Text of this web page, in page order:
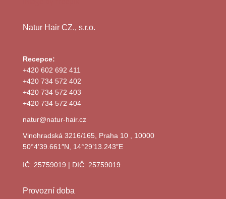
Natur Hair CZ., s.r.o.
Recepce:
+420 602 692 411
+420 734 572 402
+420 734 572 403
+420 734 572 404
natur@natur-hair.cz
Vinohradská 3216/165, Praha 10 , 10000
50°4’39.661″N, 14°29’13.243″E
IČ: 25759019 | DIČ: 25759019
Provozní doba